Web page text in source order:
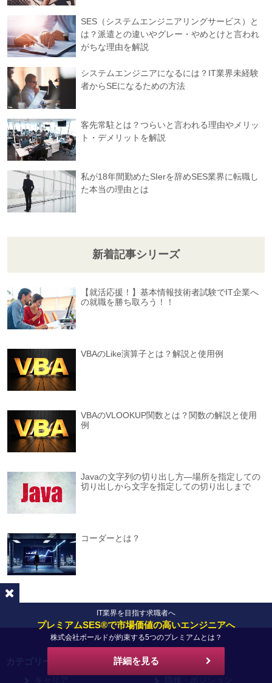
SES（システムエンジニアリングサービス）と
は？派遣との違いやグレー・やめとけと言われ
がちな理由を解説
システムエンジニアになるには？IT業界未経験
者からSEになるための方法
客先常駐とは？つらいと言われる理由やメリッ
ト・デメリットを解説
私が18年間勤めたSIerを辞めSES業界に転職し
た本当の理由とは
新着記事シリーズ
【就活応援！】基本情報技術者試験でIT企業へ
の就職を勝ち取ろう！！
VBAのLike演算子とは？解説と使用例
VBAのVLOOKUP関数とは？関数の解説と使用
例
Javaの文字列の切り出し方―場所を指定しての
切り出しから文字を指定しての切り出しまで
コーダーとは？
IT業界を目指す求職者へ
プレミアムSES®で市場価値の高いエンジニアへ
株式会社ボールドが約束する5つのプレミアムとは？
詳細を見る